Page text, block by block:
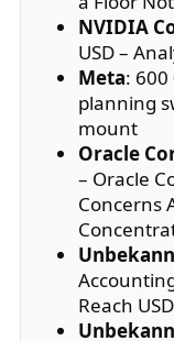
NVIDIA
USD –
Meta: 600
planning
mount
Oracle
– Oracle
Concerns
Reach